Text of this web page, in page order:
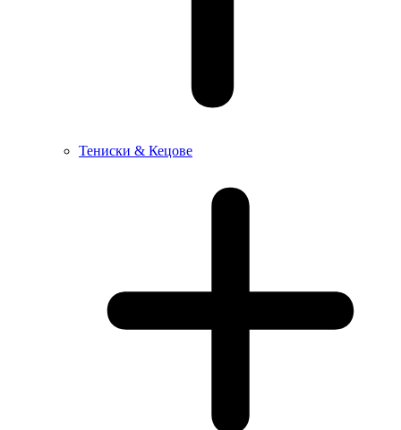
Тениски & Кецове